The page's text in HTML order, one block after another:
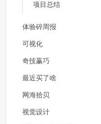
项目总结
体验碎周报
可视化
奇技赢巧
最近买了啥
网海拾贝
视觉设计